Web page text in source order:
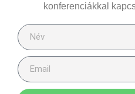
konferenciákkal